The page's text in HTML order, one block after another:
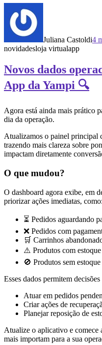
Juliana Castoldi4
novidadesloja virtualapp
Novos dados
App da Yampi 🔍
Agora está ainda mais prático
dia da operação.
Atualizamos o painel principal
trazendo mais clareza sobre
impactam diretamente
O que mudou?
O dashboard agora exibe, em
priorizar ações imediatas, como:
⏳ Pedidos aguardando
❌ Pedidos com
🛒 Carrinhos
⚠️ Produtos com
🚫 Produtos sem estoque
Esses dados permitem
Atuar em pedidos
Criar ações de
Planejar reposição de
Atualize o aplicativo e comece
mais importam para a sua